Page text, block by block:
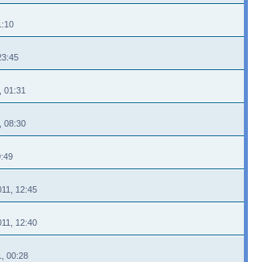
01:31
08:30
12:45
12:40
00:28